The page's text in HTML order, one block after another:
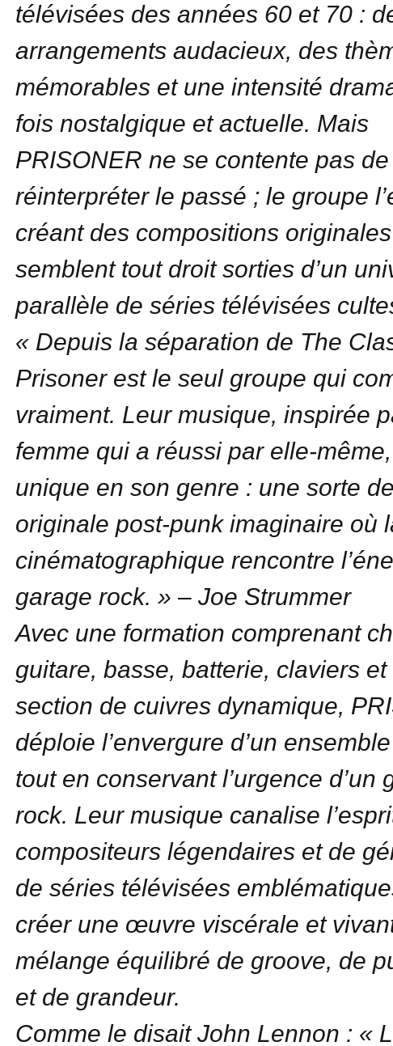
télévisées des années 60 et 70 :
arrangements audacieux, des
mémorables et une intensité
fois nostalgique et actuelle. Mais
PRISONER ne se contente pas de
réinterpréter le passé ; le groupe
créant des compositions
semblent tout droit sorties d’un
parallèle de séries télévisées
« Depuis la séparation de The
Prisoner est le seul groupe qui
vraiment. Leur musique, inspirée
femme qui a réussi par elle-
unique en son genre : une sorte
originale post-punk imaginaire où
cinématographique rencontre
garage rock. » – Joe Strummer
Avec une formation comprenant
guitare, basse, batterie, claviers et
section de cuivres dynamique,
déploie l’envergure d’un
tout en conservant l’urgence d’un
rock. Leur musique canalise
compositeurs légendaires et de
de séries télévisées
créer une œuvre viscérale et
mélange équilibré de groove, de
et de grandeur.
Comme le disait John Lennon : «